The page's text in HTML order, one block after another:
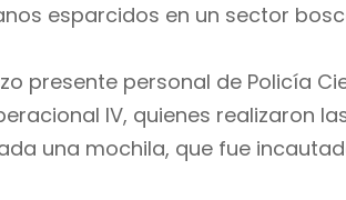
esparcidos en un sector
presente personal de Policía
IV, quienes realizaron
una mochila, que fue